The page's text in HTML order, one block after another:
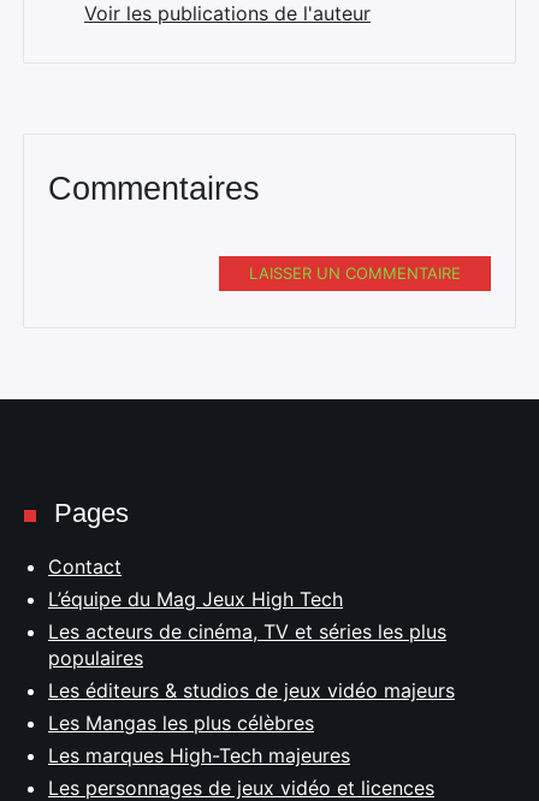
Voir les publications de l'auteur
Commentaires
LAISSER UN COMMENTAIRE
Pages
Contact
L’équipe du Mag Jeux High Tech
Les acteurs de cinéma, TV et séries les plus
populaires
Les éditeurs & studios de jeux vidéo majeurs
Les Mangas les plus célèbres
Les marques High-Tech majeures
Les personnages de jeux vidéo et licences